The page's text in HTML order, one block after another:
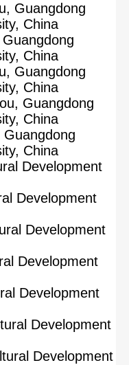
Guangdong
China
China
Guangdong
China
Guangdong
China
China
Development
Development
Development
Development
Development
Development
Development